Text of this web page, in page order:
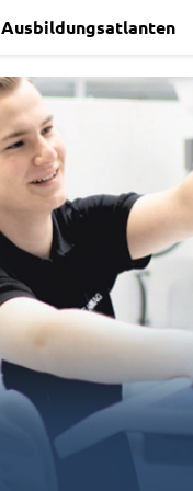
Ausbildungsatlanten